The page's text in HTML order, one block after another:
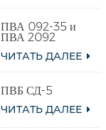
ПВА 092-35 и
ПВА 2092
ЧИТАТЬ ДАЛЕЕ
ПВБ СД-5
ЧИТАТЬ ДАЛЕЕ